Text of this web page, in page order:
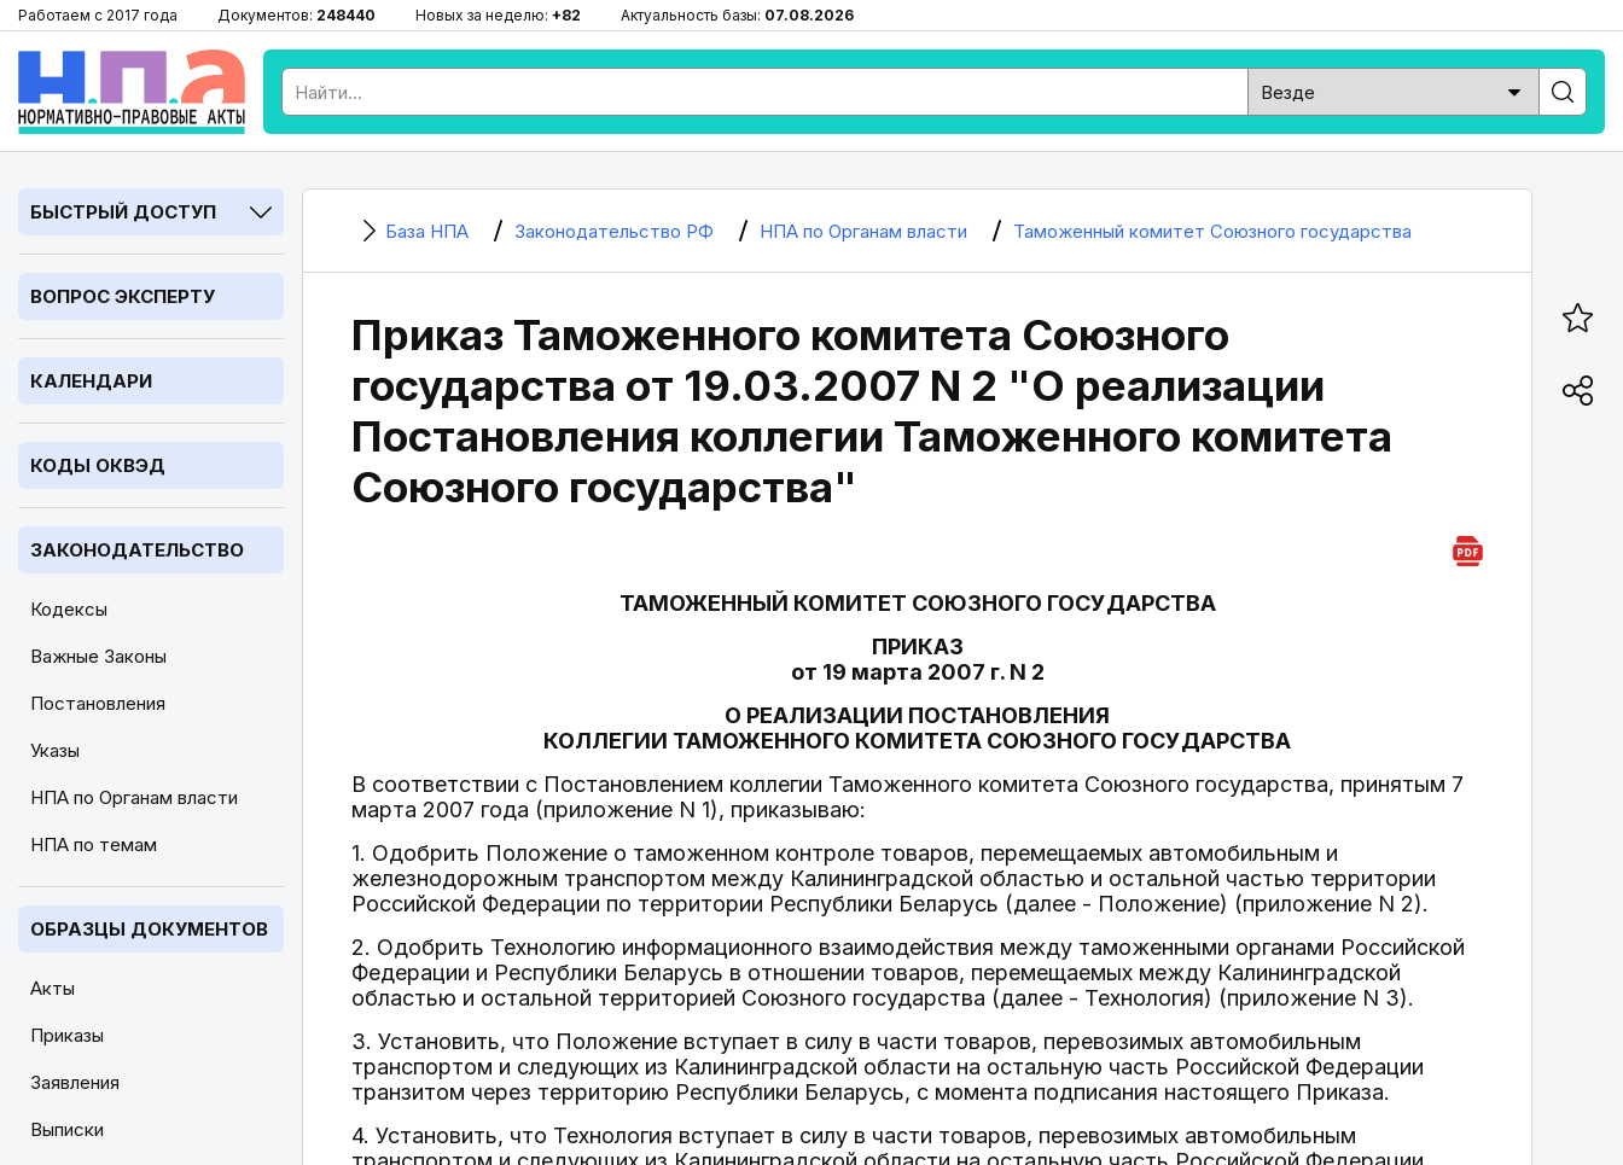
Работаем с 2017 года Документов: 248440 Новых за неделю: +82 Актуальность базы: 07.08.2026
БЫСТРЫЙ ДОСТУП
ВОПРОС ЭКСПЕРТУ
КАЛЕНДАРИ
КОДЫ ОКВЭД
ЗАКОНОДАТЕЛЬСТВО
Кодексы
Важные Законы
Постановления
Указы
НПА по Органам власти
НПА по темам
ОБРАЗЦЫ ДОКУМЕНТОВ
Акты
Приказы
Заявления
Выписки
База НПА Законодательство РФ НПА по Органам власти Таможенный комитет Союзного государства
Приказ Таможенного комитета Союзного
государства от 19.03.2007 N 2 "О реализации
Постановления коллегии Таможенного комитета
Союзного государства"
ТАМОЖЕННЫЙ КОМИТЕТ СОЮЗНОГО ГОСУДАРСТВА
ПРИКАЗ
от 19 марта 2007 г. N 2
О РЕАЛИЗАЦИИ ПОСТАНОВЛЕНИЯ
КОЛЛЕГИИ ТАМОЖЕННОГО КОМИТЕТА СОЮЗНОГО ГОСУДАРСТВА
В соответствии с Постановлением коллегии Таможенного комитета Союзного государства, принятым 7
марта 2007 года (приложение N 1), приказываю:
1. Одобрить Положение о таможенном контроле товаров, перемещаемых автомобильным и
железнодорожным транспортом между Калининградской областью и остальной частью территории
Российской Федерации по территории Республики Беларусь (далее - Положение) (приложение N 2).
2. Одобрить Технологию информационного взаимодействия между таможенными органами Российской
Федерации и Республики Беларусь в отношении товаров, перемещаемых между Калининградской
областью и остальной территорией Союзного государства (далее - Технология) (приложение N 3).
3. Установить, что Положение вступает в силу в части товаров, перевозимых автомобильным
транспортом и следующих из Калининградской области на остальную часть Российской Федерации
транзитом через территорию Республики Беларусь, с момента подписания настоящего Приказа.
4. Установить, что Технология вступает в силу в части товаров, перевозимых автомобильным